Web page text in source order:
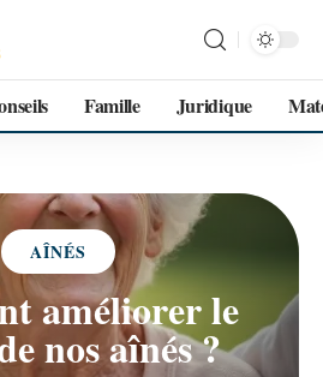
Famille Juridique
AÎNÉS
améliorer le
nos aînés ?